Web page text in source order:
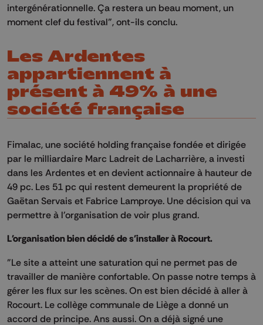
intergénérationnelle. Ça restera un beau moment, un
moment clef du festival", ont-ils conclu.
Les Ardentes
appartiennent à
présent à 49% à une
société française
Fimalac, une société holding française fondée et dirigée
par le milliardaire Marc Ladreit de Lacharrière, a investi
dans les Ardentes et en devient actionnaire à hauteur de
49 pc. Les 51 pc qui restent demeurent la propriété de
Gaëtan Servais et Fabrice Lamproye. Une décision qui va
permettre à l'organisation de voir plus grand.
L'organisation bien décidé de s'installer à Rocourt.
"Le site a atteint une saturation qui ne permet pas de
travailler de manière confortable. On passe notre temps à
gérer les flux sur les scènes. On est bien décidé à aller à
Rocourt. Le collège communale de Liège a donné un
accord de principe. Ans aussi. On a déjà signé une